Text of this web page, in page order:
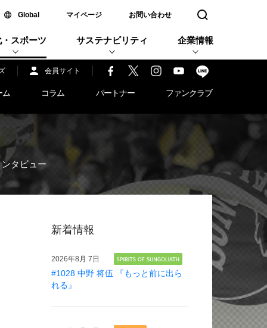
Global新しいウィンドウで開く
マイページ お問い合わせ 検索窓を開く
スポーツ サステナビリティ 企業情報
会員サイト
ム コラム パートナー ファンクラブ
タビュー
新着情報
2026年8月 7日
#1028 中野 将伍 『もっと前に出ら
れる』